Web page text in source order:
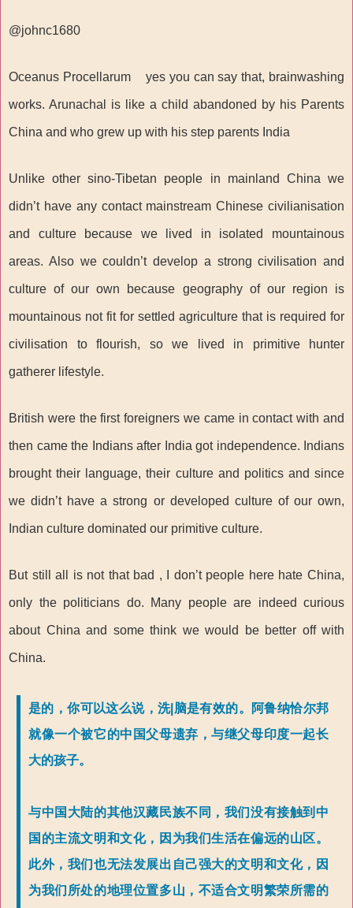
@johnc1680
Oceanus Procellarum yes you can say that, brainwashing
works. Arunachal is like a child abandoned by his Parents
China and who grew up with his step parents India
Unlike other sino-Tibetan people in mainland China we
didn’t have any contact mainstream Chinese civilianisation
and culture because we lived in isolated mountainous
areas. Also we couldn’t develop a strong civilisation and
culture of our own because geography of our region is
mountainous not fit for settled agriculture that is required for
civilisation to flourish, so we lived in primitive hunter
gatherer lifestyle.
British were the first foreigners we came in contact with and
then came the Indians after India got independence. Indians
brought their language, their culture and politics and since
we didn’t have a strong or developed culture of our own,
Indian culture dominated our primitive culture.
But still all is not that bad , I don’t people here hate China,
only the politicians do. Many people are indeed curious
about China and some think we would be better off with
China.
是的，你可以这么说，洗|脑是有效的。阿鲁纳恰尔邦
就像一个被它的中国父母遗弃，与继父母印度一起长
大的孩子。
与中国大陆的其他汉藏民族不同，我们没有接触到中
国的主流文明和文化，因为我们生活在偏远的山区。
此外，我们也无法发展出自己强大的文明和文化，因
为我们所处的地理位置多山，不适合文明繁荣所需的